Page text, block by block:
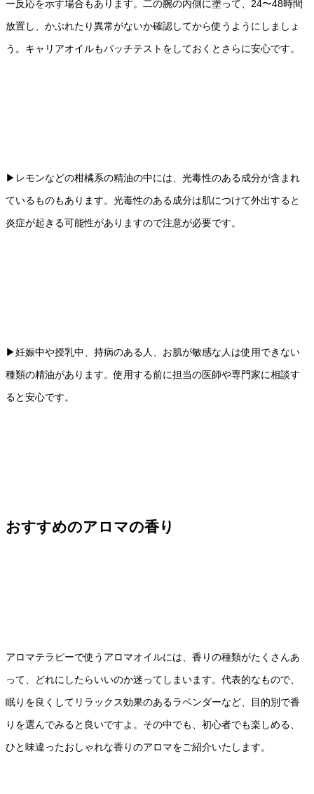
ー反応を示す場合もあります。二の腕の内側に塗って、24〜48時間
放置し、かぶれたり異常がないか確認してから使うようにしましょ
う。キャリアオイルもパッチテストをしておくとさらに安心です。
▶︎レモンなどの柑橘系の精油の中には、光毒性のある成分が含まれ
ているものもあります。光毒性のある成分は肌につけて外出すると
炎症が起きる可能性がありますので注意が必要です。
▶︎妊娠中や授乳中、持病のある人、お肌が敏感な人は使用できない
種類の精油があります。使用する前に担当の医師や専門家に相談す
ると安心です。
おすすめのアロマの香り
アロマテラピーで使うアロマオイルには、香りの種類がたくさんあ
って、どれにしたらいいのか迷ってしまいます。代表的なもので、
眠りを良くしてリラックス効果のあるラベンダーなど、目的別で香
りを選んでみると良いですよ。その中でも、初心者でも楽しめる、
ひと味違ったおしゃれな香りのアロマをご紹介いたします。